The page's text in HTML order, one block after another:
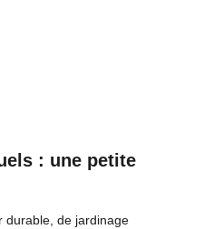
: une petite
durable, de jardinage